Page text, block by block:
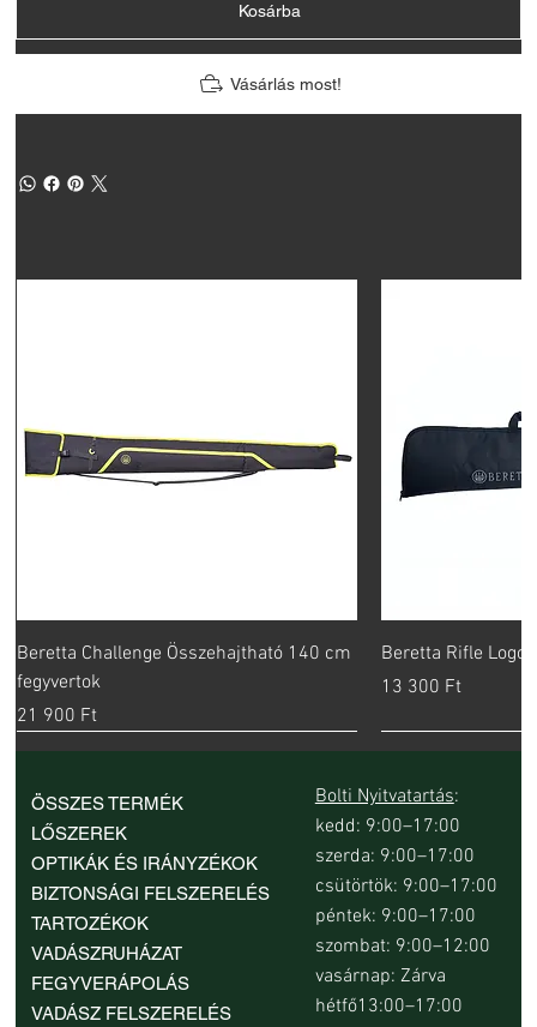
Kosárba
Vásárlás most!
Beretta Challenge Összehajtható 140 cm
fegyvertok
Ár
21 900 Ft
Beretta Rifle Logo
Ár
13 300 Ft
ÖSSZES TERMÉK
LŐSZEREK
OPTIKÁK ÉS IRÁNYZÉKOK
BIZTONSÁGI FELSZERELÉS
TARTOZÉKOK
VADÁSZRUHÁZAT
FEGYVERÁPOLÁS
VADÁSZ FELSZERELÉS
Bolti Nyitvatartás:
kedd: 9:00–17:00
szerda: 9:00–17:00
csütörtök: 9:00–17:00
péntek: 9:00–17:00
szombat: 9:00–12:00
vasárnap: Zárva
hétfő13:00–17:00